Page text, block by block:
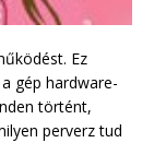
Ez
gép hardware-
történt,
perverz tud